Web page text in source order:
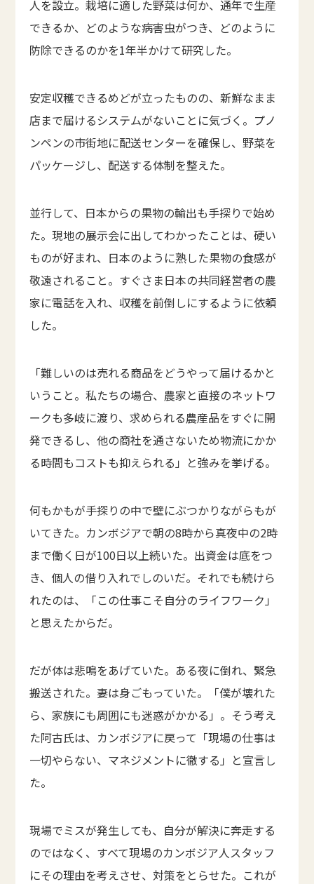
人を設立。栽培に適した野菜は何か、通年で生産
できるか、どのような病害虫がつき、どのように
防除できるのかを1年半かけて研究した。
安定収穫できるめどが立ったものの、新鮮なまま
店まで届けるシステムがないことに気づく。プノ
ンペンの市街地に配送センターを確保し、野菜を
パッケージし、配送する体制を整えた。
並行して、日本からの果物の輸出も手探りで始め
た。現地の展示会に出してわかったことは、硬い
ものが好まれ、日本のように熟した果物の食感が
敬遠されること。すぐさま日本の共同経営者の農
家に電話を入れ、収穫を前倒しにするように依頼
した。
「難しいのは売れる商品をどうやって届けるかと
いうこと。私たちの場合、農家と直接のネットワ
ークも多岐に渡り、求められる農産品をすぐに開
発できるし、他の商社を通さないため物流にかか
る時間もコストも抑えられる」と強みを挙げる。
何もかもが手探りの中で壁にぶつかりながらもが
いてきた。カンボジアで朝の8時から真夜中の2時
まで働く日が100日以上続いた。出資金は底をつ
き、個人の借り入れでしのいだ。それでも続けら
れたのは、「この仕事こそ自分のライフワーク」
と思えたからだ。
だが体は悲鳴をあげていた。ある夜に倒れ、緊急
搬送された。妻は身ごもっていた。「僕が壊れた
ら、家族にも周囲にも迷惑がかかる」。そう考え
た阿古氏は、カンボジアに戻って「現場の仕事は
一切やらない、マネジメントに徹する」と宣言し
た。
現場でミスが発生しても、自分が解決に奔走する
のではなく、すべて現場のカンボジア人スタッフ
にその理由を考えさせ、対策をとらせた。これが